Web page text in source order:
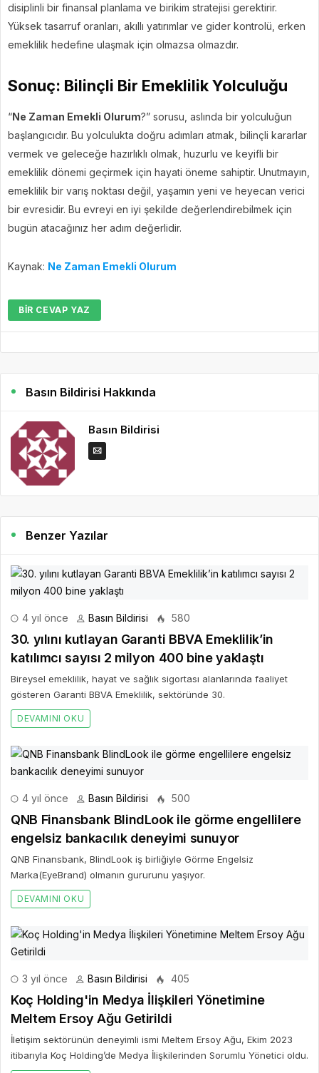
disiplinli bir finansal planlama ve birikim stratejisi gerektirir.
Yüksek tasarruf oranları, akıllı yatırımlar ve gider kontrolü, erken
emeklilik hedefine ulaşmak için olmazsa olmazdır.
Sonuç: Bilinçli Bir Emeklilik Yolculuğu
“Ne Zaman Emekli Olurum?” sorusu, aslında bir yolculuğun
başlangıcıdır. Bu yolculukta doğru adımları atmak, bilinçli kararlar
vermek ve geleceğe hazırlıklı olmak, huzurlu ve keyifli bir
emeklilik dönemi geçirmek için hayati öneme sahiptir. Unutmayın,
emeklilik bir varış noktası değil, yaşamın yeni ve heyecan verici
bir evresidir. Bu evreyi en iyi şekilde değerlendirebilmek için
bugün atacağınız her adım değerlidir.
Kaynak: Ne Zaman Emekli Olurum
BIR CEVAP YAZ
Basın Bildirisi Hakkında
Basın Bildirisi
Benzer Yazılar
4 yıl önce Basın Bildirisi 580
30. yılını kutlayan Garanti BBVA Emeklilik’in
katılımcı sayısı 2 milyon 400 bine yaklaştı
Bireysel emeklilik, hayat ve sağlık sigortası alanlarında faaliyet
gösteren Garanti BBVA Emeklilik, sektöründe 30.
DEVAMINI OKU
4 yıl önce Basın Bildirisi 500
QNB Finansbank BlindLook ile görme engellilere
engelsiz bankacılık deneyimi sunuyor
QNB Finansbank, BlindLook iş birliğiyle Görme Engelsiz
Marka(EyeBrand) olmanın gururunu yaşıyor.
DEVAMINI OKU
3 yıl önce Basın Bildirisi 405
Koç Holding'in Medya İlişkileri Yönetimine
Meltem Ersoy Ağu Getirildi
İletişim sektörünün deneyimli ismi Meltem Ersoy Ağu, Ekim 2023
itibarıyla Koç Holding’de Medya İlişkilerinden Sorumlu Yönetici oldu.